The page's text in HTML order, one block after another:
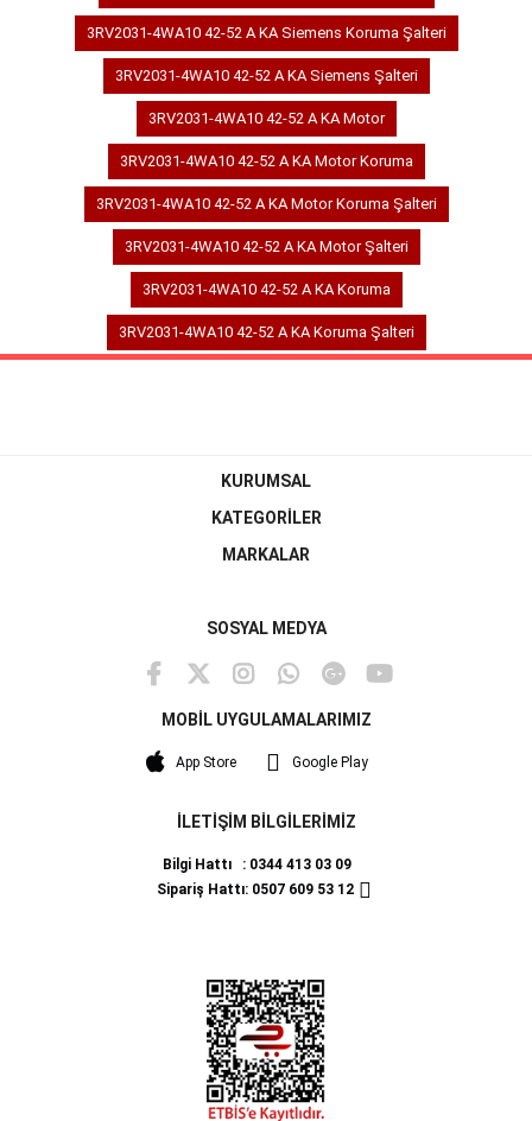
3RV2031-4WA10 42-52 A KA Siemens Koruma Şalteri
3RV2031-4WA10 42-52 A KA Siemens Şalteri
3RV2031-4WA10 42-52 A KA Motor
3RV2031-4WA10 42-52 A KA Motor Koruma
3RV2031-4WA10 42-52 A KA Motor Koruma Şalteri
3RV2031-4WA10 42-52 A KA Motor Şalteri
3RV2031-4WA10 42-52 A KA Koruma
3RV2031-4WA10 42-52 A KA Koruma Şalteri
KURUMSAL
KATEGORİLER
MARKALAR
SOSYAL MEDYA
MOBİL UYGULAMALARIMIZ
App Store Google Play
İLETİŞİM BİLGİLERİMİZ
Bilgi Hattı : 0344 413 03 09
Sipariş Hattı: 0507 609 53 12